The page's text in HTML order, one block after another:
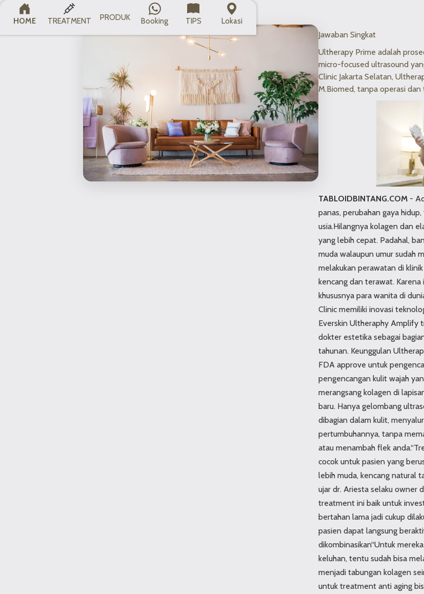
HOME TREATMENT PRODUK Booking TIPS Lokasi
Jawaban Singkat
Ultherapy Prime adalah
micro-focused ultrasound
Clinic Jakarta Selatan,
M.Biomed, tanpa operasi
TABLOIDBINTANG.COM -
panas, perubahan gaya
usia.Hilangnya kolagen dan
yang lebih cepat. Padahal,
muda walaupun umur sudah
melakukan perawatan di
kencang dan terawat.
khususnya para wanita di
Clinic memiliki inovasi
Everskin Ultheraphy Amplify
dokter estetika sebagai
tahunan. Keunggulan
FDA approve untuk
pengencangan kulit wajah
merangsang kolagen di
baru. Hanya gelombang
dibagian dalam kulit,
pertumbuhannya, tanpa
atau menambah flek
cocok untuk pasien yang
lebih muda, kencang natural
ujar dr. Ariesta selaku owner
treatment ini baik untuk
bertahan lama jadi cukup
pasien dapat langsung
dikombinasikan“Untuk
keluhan, tentu sudah bisa
menjadi tabungan kolagen
untuk treatment anti aging